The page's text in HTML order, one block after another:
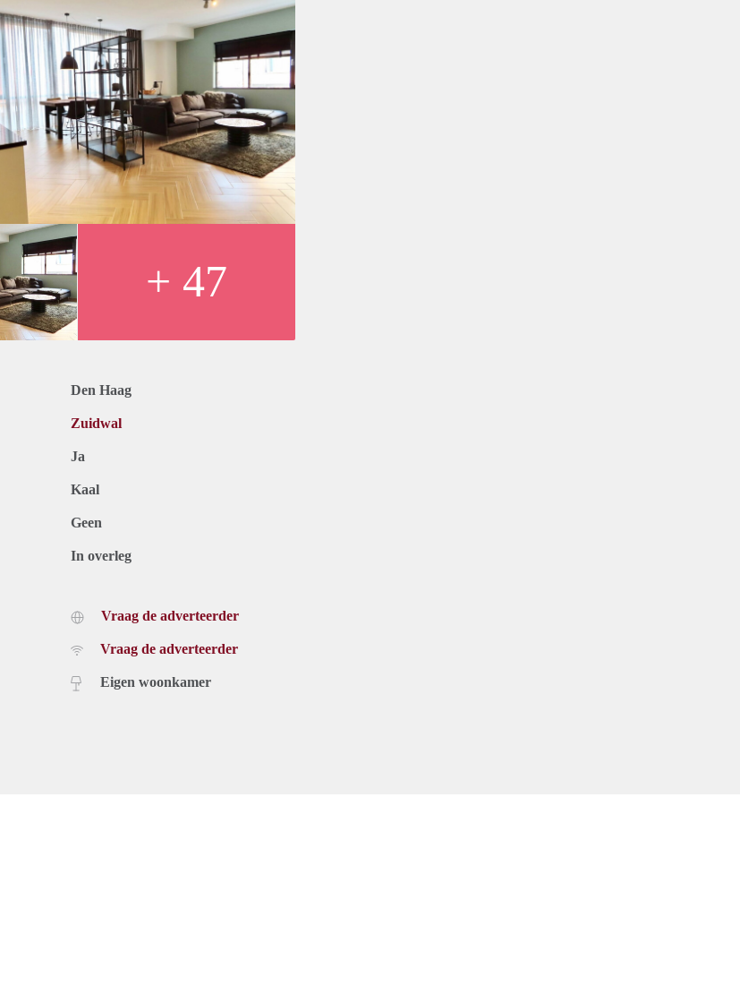
/ dryer. Separate toilet.
Bijenkorf, M&S, the new Passage and a large
Station and several trams and busses are within a
centre.
- Furnished
+ 47
Den Haag
Zuidwal
Ja
Kaal
Geen
In overleg
Vraag de adverteerder
Vraag de adverteerder
Eigen woonkamer